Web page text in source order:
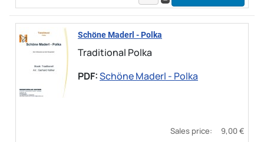
Schöne Maderl - Polka
Traditional Polka
PDF:Schöne Maderl - Polka
Sales price: 9,00 €